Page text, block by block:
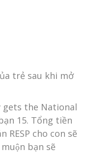
trẻ sau khi mở
gets the National
15. Tổng tiền
RESP cho con sẽ
bạn sẽ